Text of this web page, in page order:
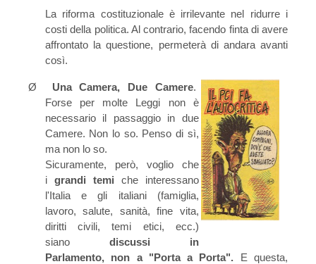
La riforma costituzionale è irrilevante nel ridurre i
costi della politica. Al contrario, facendo finta di avere
affrontato la questione, permeterà di andara avanti
così.
Ø Una Camera, Due Camere.
Forse per molte Leggi non è
necessario il passaggio in due
Camere. Non lo so. Penso di sì,
ma non lo so.
Sicuramente, però, voglio che
i grandi temi
che interessano
l'Italia e gli italiani (famiglia,
lavoro, salute, sanità, fine vita,
diritti civili, temi etici, ecc.)
siano
discussi in
Parlamento, non a "Porta a Porta".
E questa,